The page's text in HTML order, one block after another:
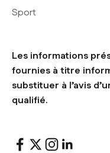
Sport
Les informations
fournies à titre
substituer à l’avis
qualifié.